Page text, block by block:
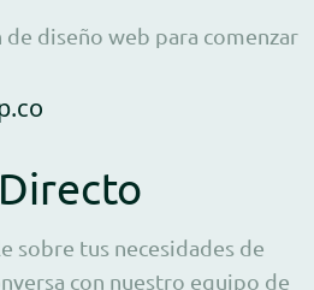
diseño web para comenzar
sobre tus necesidades de
con nuestro equipo de